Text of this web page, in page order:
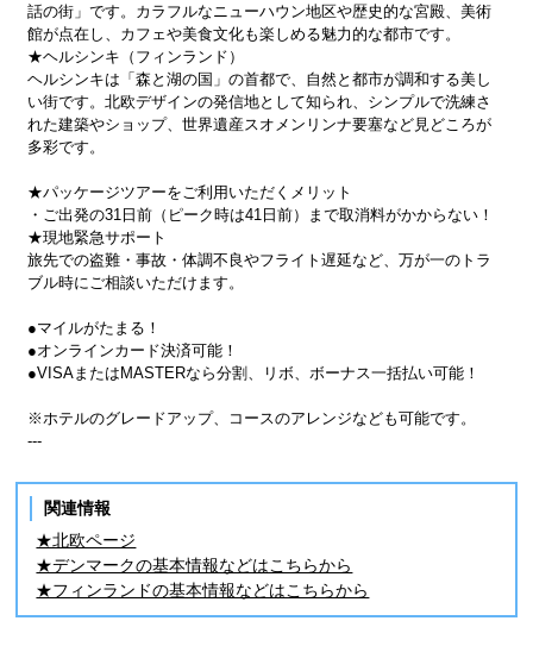
話の街」です。カラフルなニューハウン地区や歴史的な宮殿、美術
館が点在し、カフェや美食文化も楽しめる魅力的な都市です。
★ヘルシンキ（フィンランド）
ヘルシンキは「森と湖の国」の首都で、自然と都市が調和する美し
い街です。北欧デザインの発信地として知られ、シンプルで洗練さ
れた建築やショップ、世界遺産スオメンリンナ要塞など見どころが
多彩です。
★パッケージツアーをご利用いただくメリット
・ご出発の31日前（ピーク時は41日前）まで取消料がかからない！
★現地緊急サポート
旅先での盗難・事故・体調不良やフライト遅延など、万が一のトラ
ブル時にご相談いただけます。
●マイルがたまる！
●オンラインカード決済可能！
●VISAまたはMASTERなら分割、リボ、ボーナス一括払い可能！
※ホテルのグレードアップ、コースのアレンジなども可能です。
---
関連情報
★北欧ページ
★デンマークの基本情報などはこちらから
★フィンランドの基本情報などはこちらから